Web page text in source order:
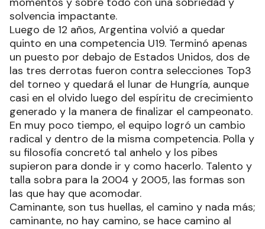
solvencia impactante.
Luego de 12 años, Argentina volvió a quedar
quinto en una competencia U19. Terminó apenas
un puesto por debajo de Estados Unidos, dos de
las tres derrotas fueron contra selecciones Top3
del torneo y quedará el lunar de Hungría, aunque
casi en el olvido luego del espíritu de crecimiento
generado y la manera de finalizar el campeonato.
En muy poco tiempo, el equipo logró un cambio
radical y dentro de la misma competencia. Polla y
su filosofía concretó tal anhelo y los pibes
supieron para donde ir y como hacerlo. Talento y
talla sobra para la 2004 y 2005, las formas son
las que hay que acomodar.
Caminante, son tus huellas, el camino y nada más;
caminante, no hay camino, se hace camino al